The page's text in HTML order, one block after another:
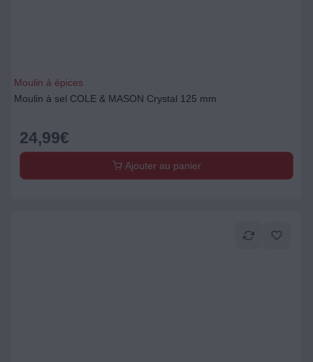
Moulin à épices
Moulin à sel COLE & MASON Crystal 125 mm
24,99€
Ajouter au panier